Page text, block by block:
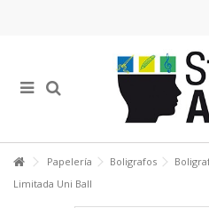
Papelería Boligrafos
Limitada Uni Ball